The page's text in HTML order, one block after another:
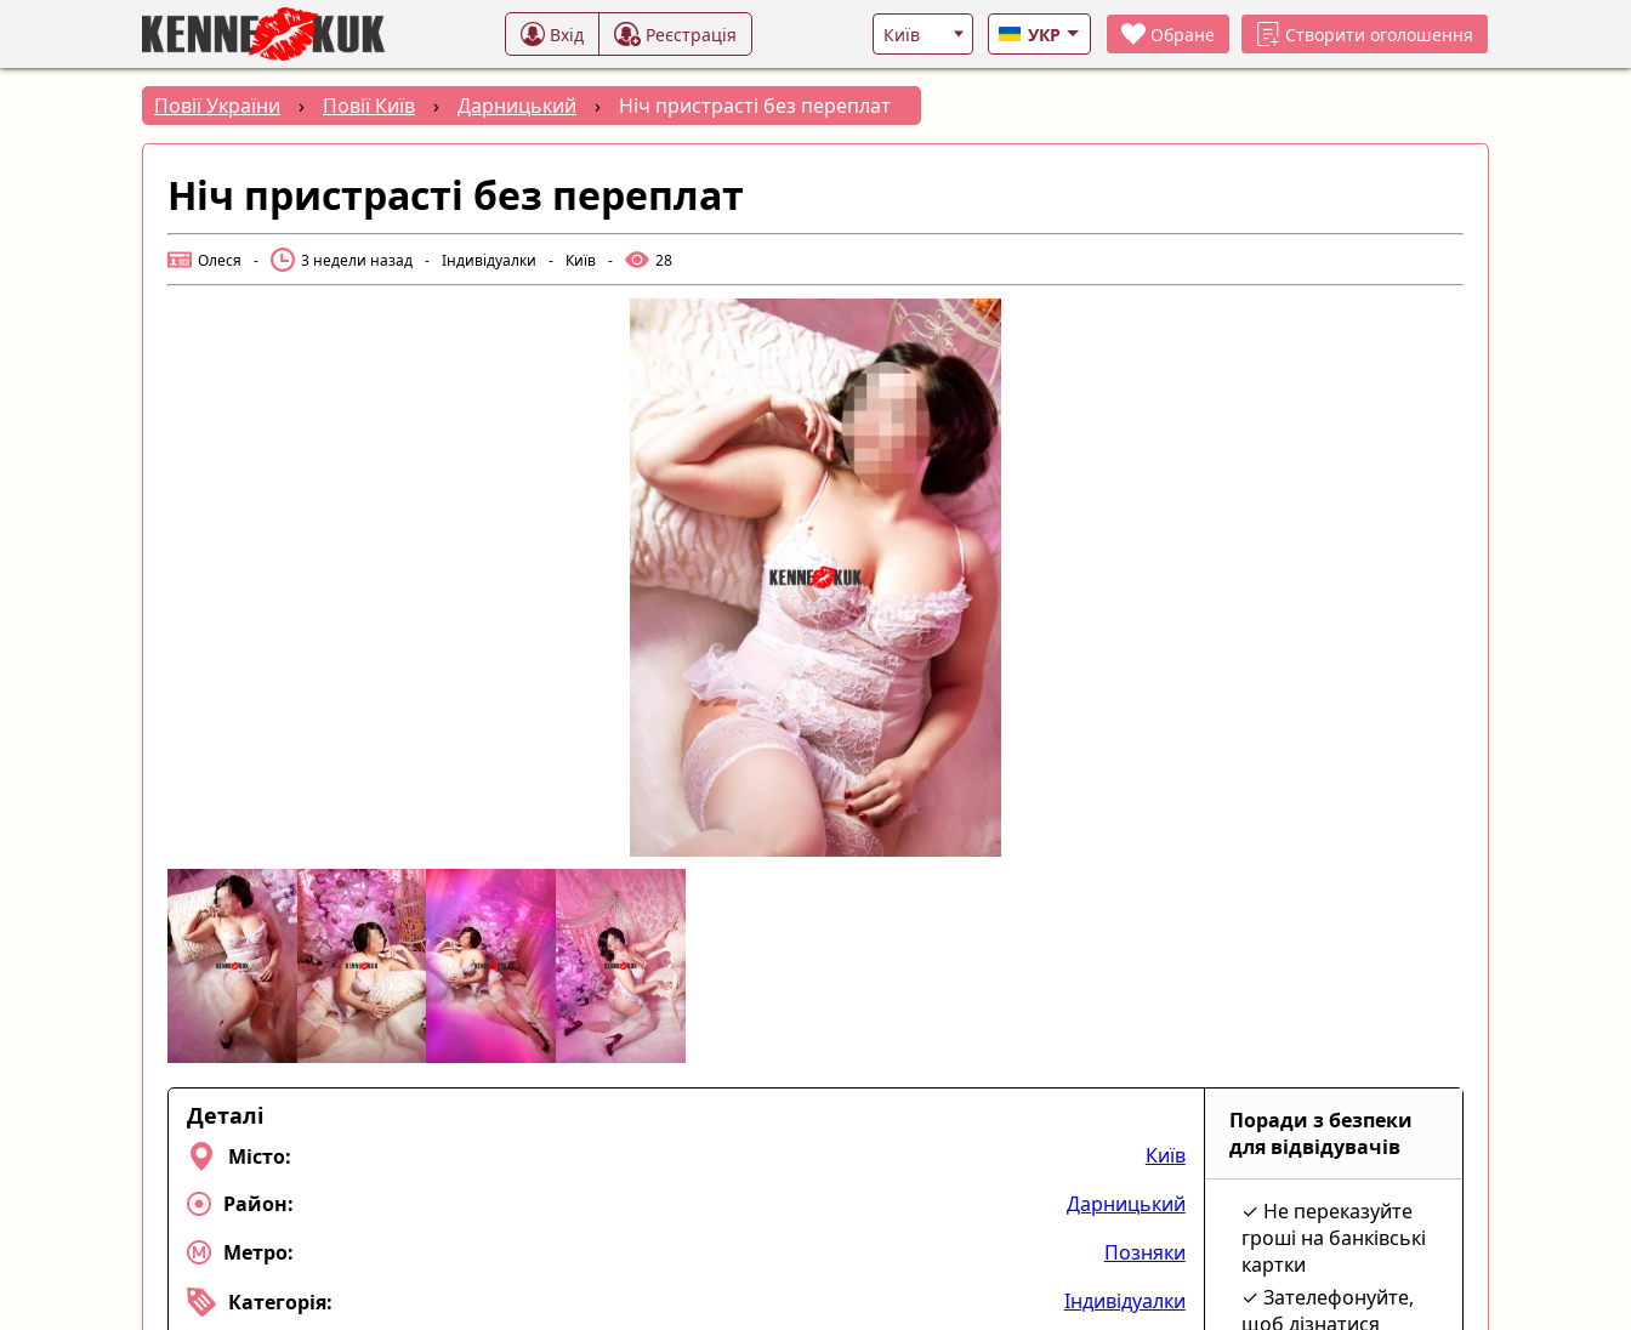
Вхід Реєстрація УКР Обране Створити оголошення
Повії України › Повії Київ › Дарницький › Ніч пристрасті без переплат
Ніч пристрасті без переплат
Олеся - 3 недели назад - Індивідуалки - Київ - 28
Деталі
Місто:
Київ
Район:
Дарницький
Метро:
Позняки
Категорія:
Індивідуалки
Поради з безпеки
для відвідувачів
Не переказуйте
гроші на банківські
картки
Зателефонуйте,
щоб дізнатися